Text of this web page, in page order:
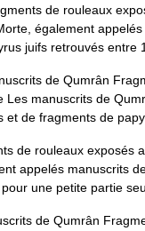
de rouleaux
également
juifs retrouvés
de Qumrân
Les manuscrits de
et de fragments de
de rouleaux exposés
appelés manuscrits
pour une petite partie
de Qumrân